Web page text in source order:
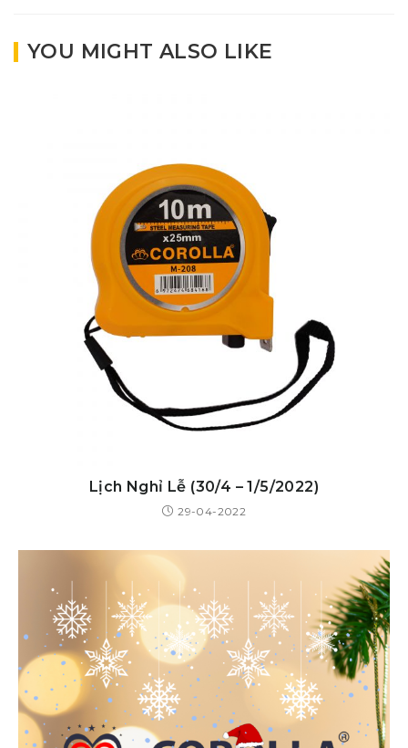
YOU MIGHT ALSO LIKE
Lịch Nghỉ Lễ (30/4 – 1/5/2022)
29-04-2022